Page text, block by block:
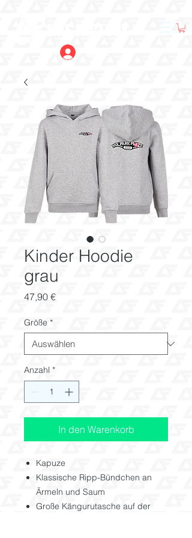
Kinder Hoodie
grau
47,90 €Preis
Größe *
Anzahl *
In den Warenkorb
Kapuze
Klassische Ripp-Bündchen an
Ärmeln und Saum
Große Kängurutasche auf der